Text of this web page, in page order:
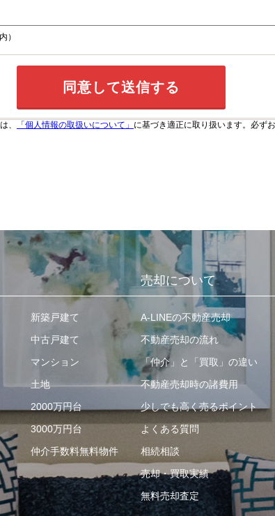
）
、 「個人情報の取扱いについて」 に基づき適正に取り扱います。必ず
新築戸建て
中古戸建て
マンション
土地
2000万円台
3000万円台
仲介手数料無料物件
売却について
A-LINEの不動産売却
不動産売却の流れ
「仲介」と「買取」の違い
不動産売却時の諸費用
少しでも高く売るポイント
よくある質問
相続相談
売却・買取実績
無料売却査定